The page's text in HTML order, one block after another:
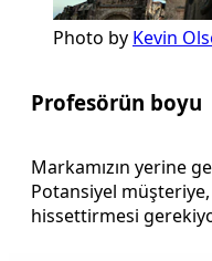
Photo by Kevin
Profesörün boyu
Markamızın yerine
Potansiyel
hissettirmesi